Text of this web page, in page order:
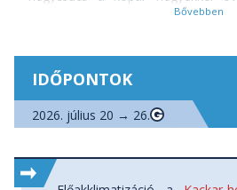
melyet számtalan legenda
„Tüzes-hegynek” hívnak. A
édenkert, ahonnan a Föld újra
köttetett Istennel. Egy hegy a
iráni határvidékek
mentén, mely sokáig
magas, hósapkás csúcsa
engedéllyel járható. Három nap
IDŐPONTOK
2026. július 20 → 26.